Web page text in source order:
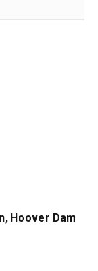
Hoover Dam